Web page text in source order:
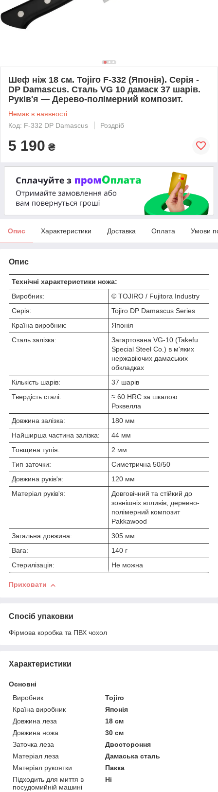
Шеф ніж 18 см. Tojiro F-332 (Японія). Серія -
DP Damascus. Сталь VG 10 дамаск 37 шарів.
Руків'я — Дерево-полімерний композит.
Немає в наявності
Код: F-332 DP Damascus
Роздріб
5 190 ₴
Опис Характеристики Доставка Оплата Умови
Опис
Технічні характеристики ножа:
Виробник:
© TOJIRO / Fujitora Industry
Серія:
Tojiro DP Damascus Series
Країна виробник:
Японія
Сталь залізка:
Загартована VG-10 (Takefu
Special Steel Co.) в м'яких
нержавіючих дамаських
обкладках
Кількість шарів:
37 шарів
Твердість сталі:
≈ 60 HRC за шкалою
Роквелла
Довжина залізка:
180 мм
Найширша частина залізка:
44 мм
Товщина тупія:
2 мм
Тип заточки:
Симетрична 50/50
Довжина руків'я:
120 мм
Матеріал руків'я:
Довговічний та стійкий до
зовнішніх впливів, деревно-
полімерний композит
Pakkawood
Загальна довжина:
305 мм
Вага:
140 г
Стерилізація:
Не можна
Приховати
Спосіб упаковки
Фірмова коробка та ПВХ чохол
Характеристики
Основні
Виробник
Tojiro
Країна виробник
Японія
Довжина леза
18 см
Довжина ножа
30 см
Заточка леза
Двостороння
Матеріал леза
Дамаська сталь
Матеріал рукоятки
Пакка
Підходить для миття в
посудомийній машині
Ні